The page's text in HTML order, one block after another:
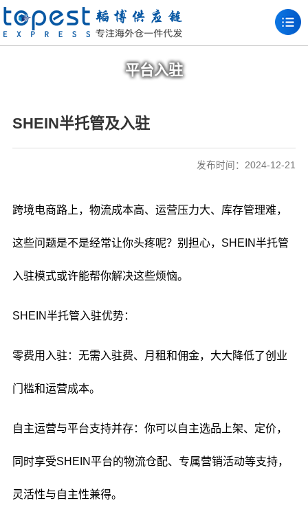
平台入驻
SHEIN半托管及入驻
发布时间：2024-12-21
跨境电商路上，物流成本高、运营压力大、库存管理难，
这些问题是不是经常让你头疼呢？别担心，SHEIN半托管
入驻模式或许能帮你解决这些烦恼。
SHEIN半托管入驻优势：
零费用入驻：无需入驻费、月租和佣金，大大降低了创业
门槛和运营成本。
自主运营与平台支持并存：你可以自主选品上架、定价，
同时享受SHEIN平台的物流仓配、专属营销活动等支持，
灵活性与自主性兼得。